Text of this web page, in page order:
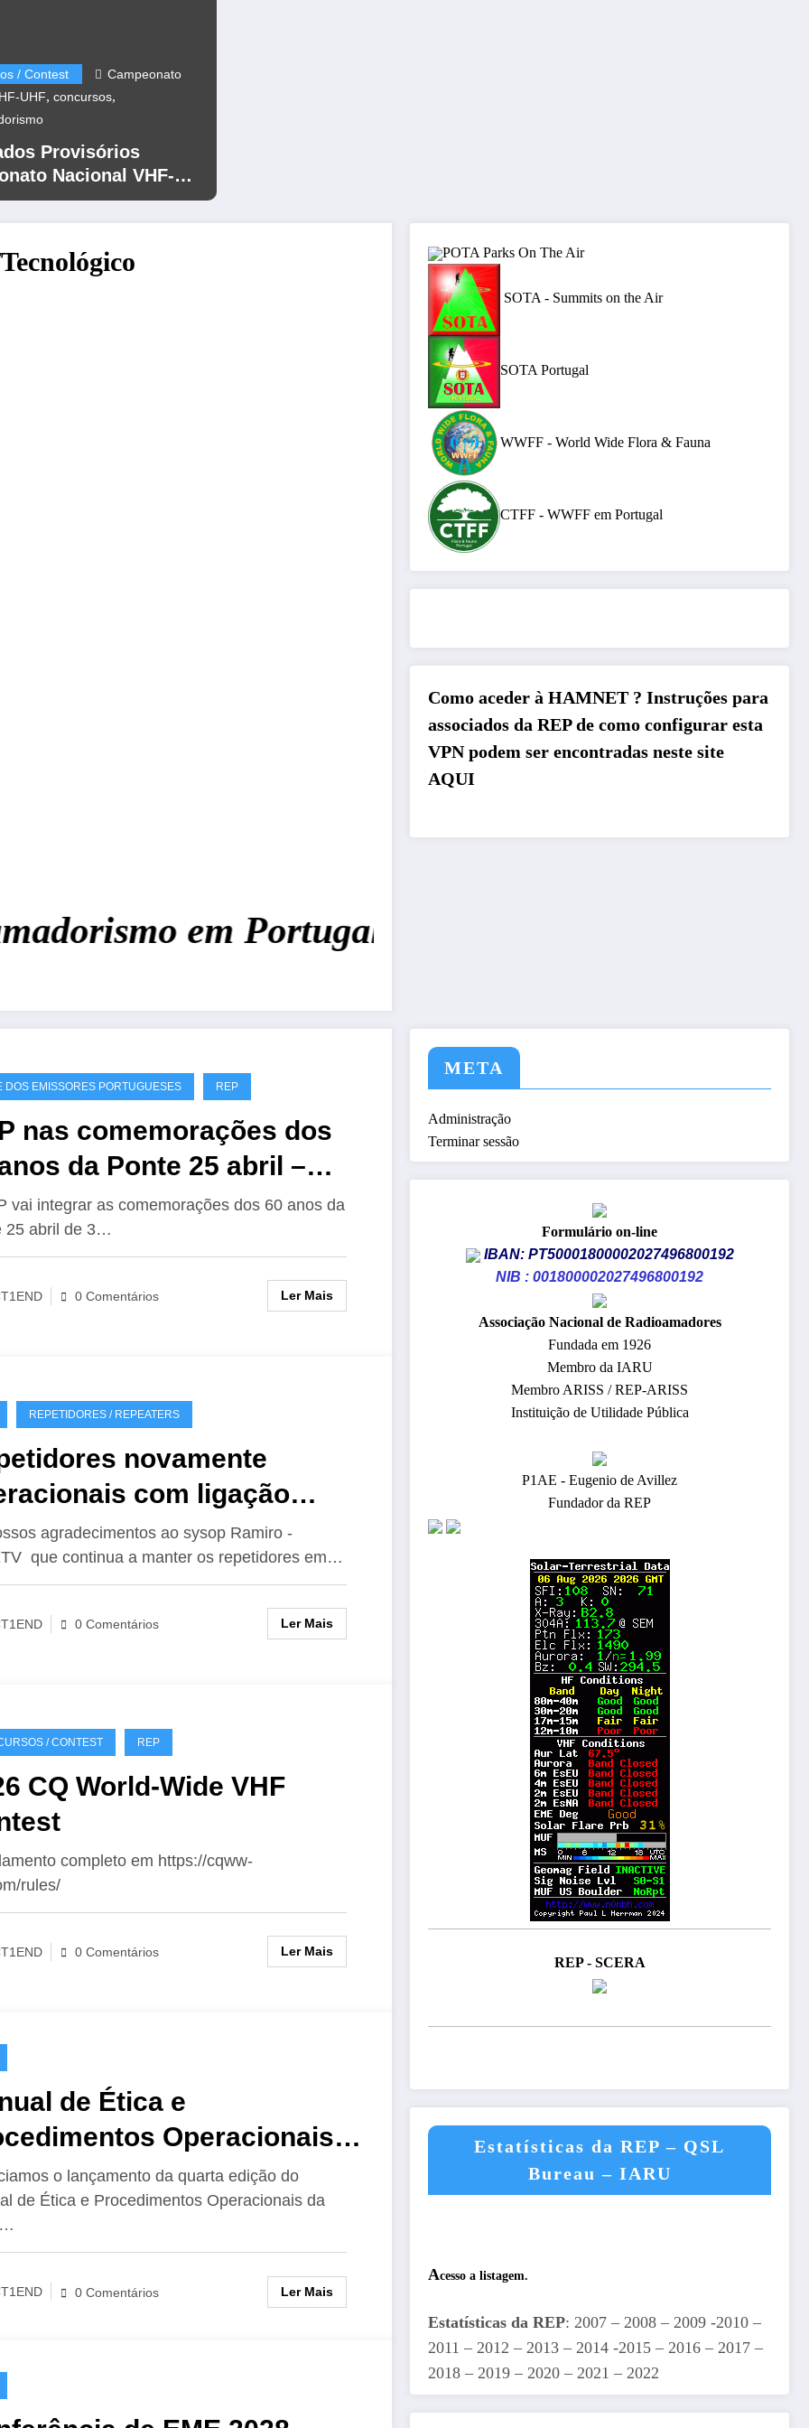
/ Contest
Campeonato
UHF, concursos,
Provisórios
Nacional VHF-
em Portugal!Juntem a nós ! Seja nosso
POTA Parks On The Air
SOTA - Summits on the Air
SOTA Portugal
WWFF - World Wide Flora & Fauna
CTFF - WWFF em Portugal
Como aceder à HAMNET ? Instruções para
associados da REP de como configurar esta
VPN podem ser encontradas neste site
AQUI
DOS EMISSORES PORTUGUESES REP
nas comemorações dos
da Ponte 25 abril –
vai integrar as comemorações dos 60 anos da
25 abril de 3…
0 Comentários Ler Mais
REPETIDORES / REPEATERS
novamente
com ligação
agradecimentos ao sysop Ramiro -
que continua a manter os repetidores em…
0 Comentários Ler Mais
/ CONTEST REP
CQ World-Wide VHF
completo em https://cqww-
rules/
0 Comentários Ler Mais
de Ética e
Operacionais
para o Radioamador,
o lançamento da quarta edição do
de Ética e Procedimentos Operacionais da
0 Comentários Ler Mais
META
Administração
Terminar sessão
Formulário on-line
IBAN: PT50001800002027496800192
NIB : 001800002027496800192
​Associação Nacional de Radioamadores
Fundada em 1926
Membro da IARU
Membro ARISS / REP-ARISS
Instituição de Utilidade Pública
P1AE - Eugenio de Avillez
Fundador da REP
REP - SCERA
Estatísticas da REP – QSL
Bureau – IARU
Acesso a listagem.
Estatísticas da REP: 2007 – 2008 – 2009 -2010 –
2011 – 2012 – 2013 – 2014 -2015 – 2016 – 2017 –
2018 – 2019 – 2020 – 2021 – 2022